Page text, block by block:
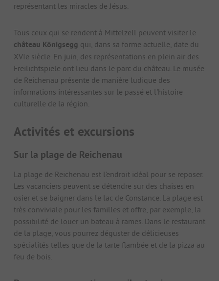
représentant les miracles de Jésus.
Tous ceux qui se rendent à Mittelzell peuvent visiter le
château Königsegg qui, dans sa forme actuelle, date du
XVIe siècle. En juin, des représentations en plein air des
Freilichtspiele ont lieu dans le parc du château. Le musée
de Reichenau présente de manière ludique des
informations intéressantes sur le passé et l'histoire
culturelle de la région.
Activités et excursions
Sur la plage de Reichenau
La plage de Reichenau est l'endroit idéal pour se reposer.
Les vacanciers peuvent se détendre sur des chaises en
osier et se baigner dans le lac de Constance. La plage est
très conviviale pour les familles et offre, par exemple, la
possibilité de louer un bateau à rames. Dans le restaurant
de la plage, vous pourrez déguster de délicieuses
spécialités telles que de la tarte flambée et de la pizza au
feu de bois.